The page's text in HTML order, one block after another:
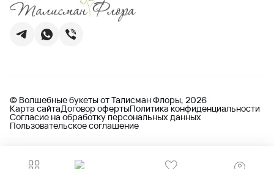
© Волшебные букеты от Талисман Флоры, 2026
Карта сайтаДоговор офертыПолитика конфиденциальности
Согласие на обработку персональных данных
Пользовательское соглашение